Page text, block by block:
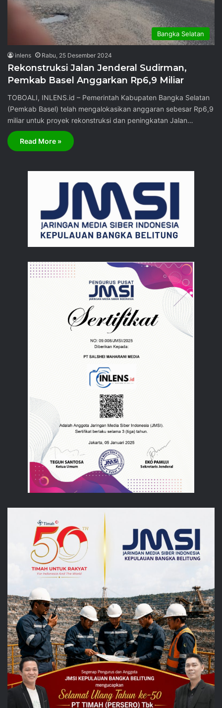
Bangka Selatan
inlens Rabu, 25 Desember 2024
Rekonstruksi Jalan Jenderal Sudirman,
Pemkab Basel Anggarkan Rp6,9 Miliar
TOBOALI, INLENS.id – Pemerintah Kabupaten Bangka Selatan
(Pemkab Basel) telah mengalokasikan anggaran sebesar Rp6,9
miliar untuk proyek rekonstruksi dan peningkatan Jalan…
Read More »